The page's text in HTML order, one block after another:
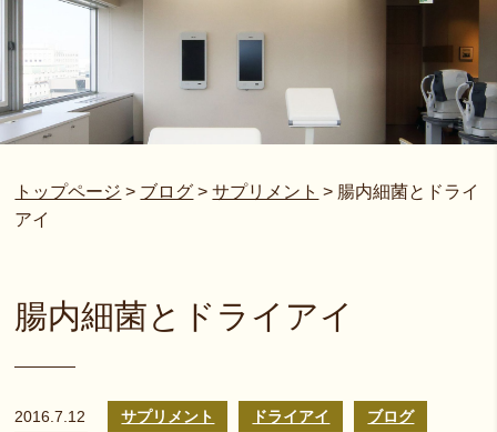
トップページ > ブログ >サプリメント > 腸内細菌とドライ
アイ
腸内細菌とドライアイ
2016.7.12 サプリメント ドライアイ
ブログ